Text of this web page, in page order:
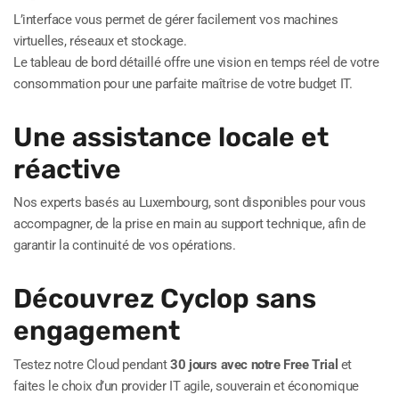
L’interface vous permet de gérer facilement vos machines
virtuelles, réseaux et stockage.
Le tableau de bord détaillé offre une vision en temps réel de votre
consommation pour une parfaite maîtrise de votre budget IT.
Une assistance locale et
réactive
Nos experts basés au Luxembourg, sont disponibles pour vous
accompagner, de la prise en main au support technique, afin de
garantir la continuité de vos opérations.
Découvrez Cyclop sans
engagement
Testez notre Cloud pendant30 jours avec notre Free Trial et
faites le choix d’un provider IT agile, souverain et économique